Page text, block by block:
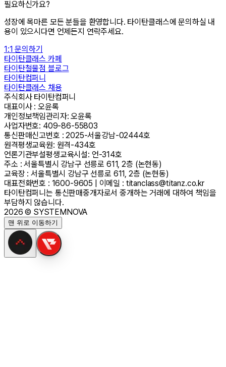
필요하신가요?
성장에 목마른 모든 분들을 환영합니다. 타이탄클래스에 문의하실 내
용이 있으시다면 언제든지 연락주세요.
1:1 문의하기
타이탄클래스 카페
타이탄철물점 블로그
타이탄컴퍼니
타이탄클래스 채용
주식회사 타이탄컴퍼니
대표이사 : 오윤록
개인정보책임관리자: 오윤록
사업자번호: 409-86-55803
통신판매신고번호 : 2025-서울강남-02444호
원격평생교육원: 원격-434호
언론기관부설평생교육시설: 언-314호
주소 : 서울특별시 강남구 선릉로 611, 2층 (논현동)
교육장 : 서울특별시 강남구 선릉로 611, 2층 (논현동)
대표전화번호 : 1600-9605 | 이메일 : titanclass@titanz.co.kr
타이탄컴퍼니는 통신판매중개자로서 중개하는 거래에 대하여 책임을
부담하지 않습니다.
2026 © SYSTEMNOVA
맨 위로 이동하기